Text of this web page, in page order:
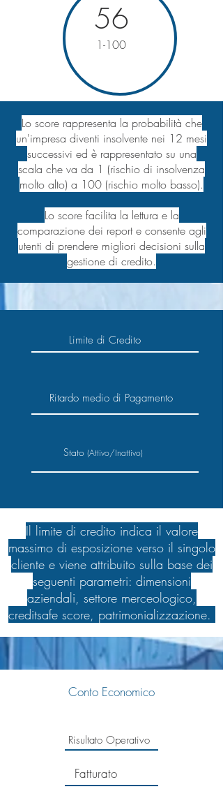
56
1-100
Lo score rappresenta la probabilità che
un'impresa diventi insolvente nei 12 mesi
successivi ed è rappresentato su una
scala che va da 1 (rischio di insolvenza
molto alto) a 100 (rischio molto basso).
Lo score facilita la lettura e la
comparazione dei report e consente agli
utenti di prendere migliori decisioni sulla
gestione di credito.
Limite di Credito
Ritardo medio di Pagamento
Stato (Attivo/Inattivo)
Il limite di credito indica il valore
massimo di esposizione verso il singolo
cliente e viene attribuito sulla base dei
seguenti parametri: dimensioni
aziendali, settore merceologico,
creditsafe score, patrimonializzazione.
Conto Economico
Fatturato
Risultato Operativo